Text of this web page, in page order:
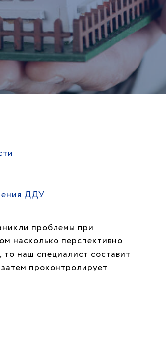
ДДУ
проблемы при
насколько перспективно
наш специалист составит
проконтролирует